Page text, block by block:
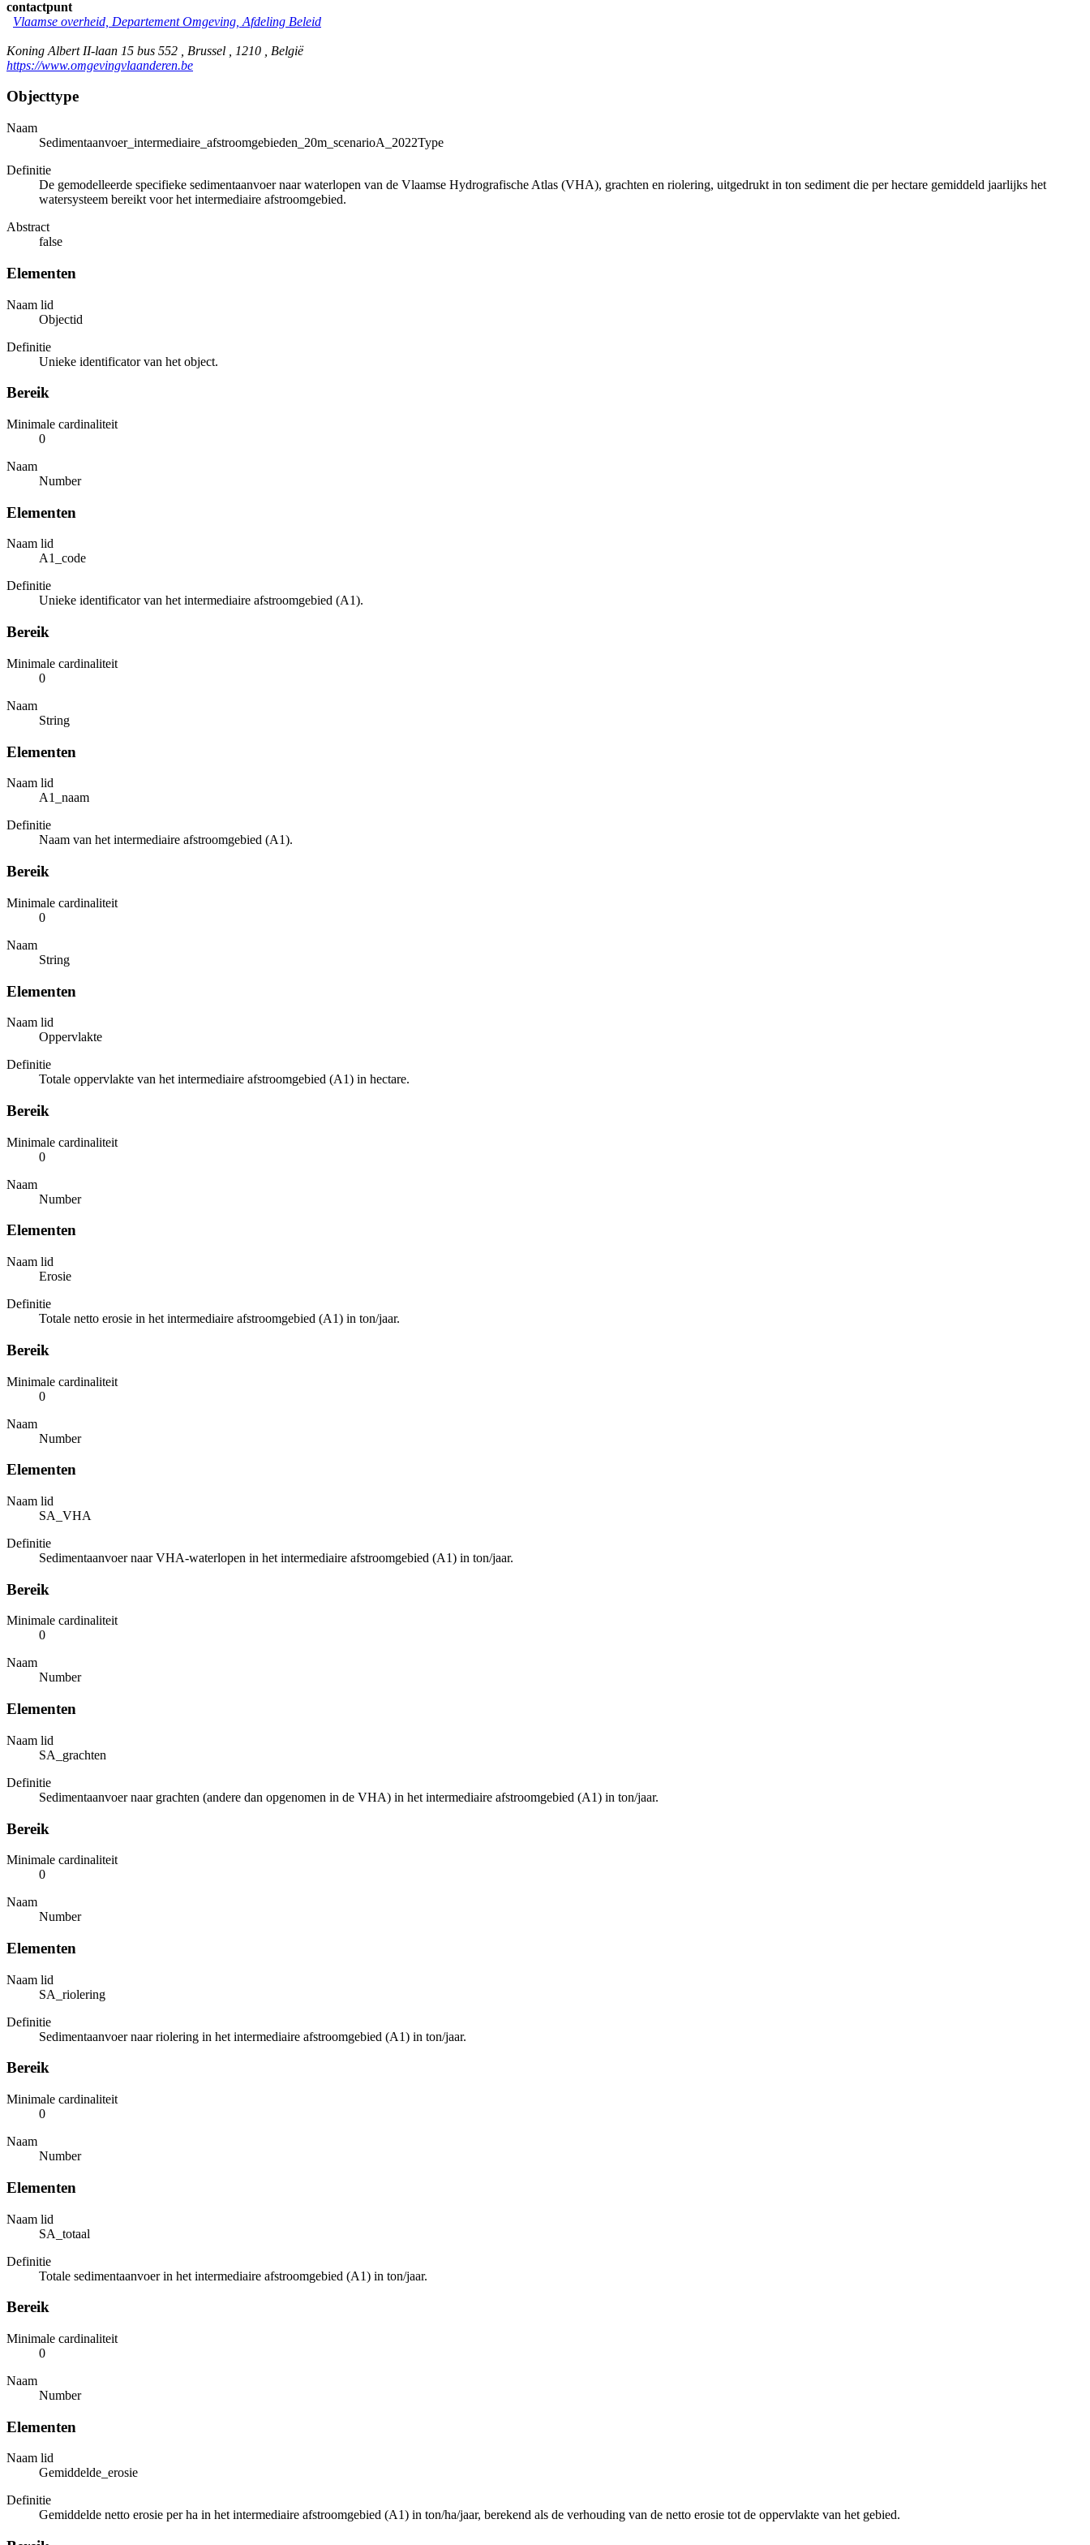
contactpunt
Vlaamse overheid, Departement Omgeving, Afdeling Beleid
Koning Albert II-laan 15 bus 552 , Brussel , 1210 , België
https://www.omgevingvlaanderen.be
Objecttype
Naam
Sedimentaanvoer_intermediaire_afstroomgebieden_20m_scenarioA_2022Type
Definitie
De gemodelleerde specifieke sedimentaanvoer naar waterlopen van de Vlaamse Hydrografische Atlas (VHA), grachten en riolering, uitgedrukt in ton sediment die per hectare gemiddeld jaarlijks het
watersysteem bereikt voor het intermediaire afstroomgebied.
Abstract
false
Elementen
Naam lid
Objectid
Definitie
Unieke identificator van het object.
Bereik
Minimale cardinaliteit
0
Naam
Number
Elementen
Naam lid
A1_code
Definitie
Unieke identificator van het intermediaire afstroomgebied (A1).
Bereik
Minimale cardinaliteit
0
Naam
String
Elementen
Naam lid
A1_naam
Definitie
Naam van het intermediaire afstroomgebied (A1).
Bereik
Minimale cardinaliteit
0
Naam
String
Elementen
Naam lid
Oppervlakte
Definitie
Totale oppervlakte van het intermediaire afstroomgebied (A1) in hectare.
Bereik
Minimale cardinaliteit
0
Naam
Number
Elementen
Naam lid
Erosie
Definitie
Totale netto erosie in het intermediaire afstroomgebied (A1) in ton/jaar.
Bereik
Minimale cardinaliteit
0
Naam
Number
Elementen
Naam lid
SA_VHA
Definitie
Sedimentaanvoer naar VHA-waterlopen in het intermediaire afstroomgebied (A1) in ton/jaar.
Bereik
Minimale cardinaliteit
0
Naam
Number
Elementen
Naam lid
SA_grachten
Definitie
Sedimentaanvoer naar grachten (andere dan opgenomen in de VHA) in het intermediaire afstroomgebied (A1) in ton/jaar.
Bereik
Minimale cardinaliteit
0
Naam
Number
Elementen
Naam lid
SA_riolering
Definitie
Sedimentaanvoer naar riolering in het intermediaire afstroomgebied (A1) in ton/jaar.
Bereik
Minimale cardinaliteit
0
Naam
Number
Elementen
Naam lid
SA_totaal
Definitie
Totale sedimentaanvoer in het intermediaire afstroomgebied (A1) in ton/jaar.
Bereik
Minimale cardinaliteit
0
Naam
Number
Elementen
Naam lid
Gemiddelde_erosie
Definitie
Gemiddelde netto erosie per ha in het intermediaire afstroomgebied (A1) in ton/ha/jaar, berekend als de verhouding van de netto erosie tot de oppervlakte van het gebied.